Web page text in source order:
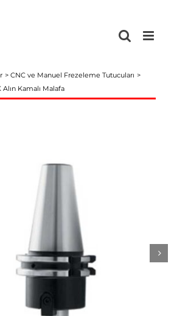
CNC ve Manuel Frezeleme Tutucuları
Alın Kamalı Malafa